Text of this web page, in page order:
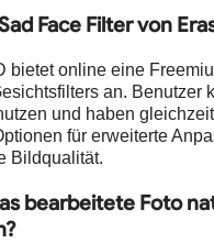
Face Filter von
bietet online eine
an. Benutzer
und haben
für erweiterte
Bildqualität.
bearbeitete Foto